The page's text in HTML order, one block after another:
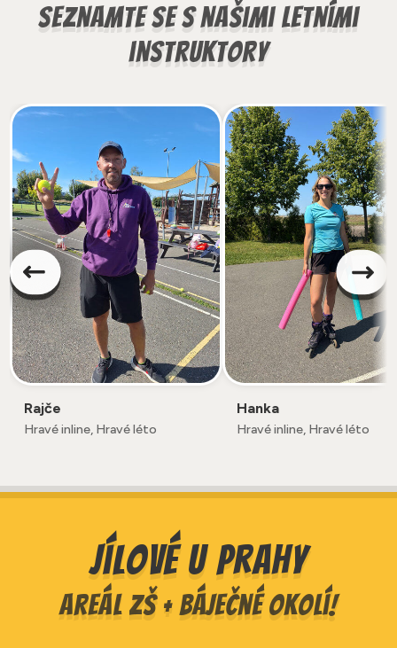
Seznamte se s našimi letními
instruktory
Rajče
Hravé inline, Hravé léto
Hanka
Hravé inline, Hravé léto
Jílové u prahy
Areál ZŠ + báječné okolí!